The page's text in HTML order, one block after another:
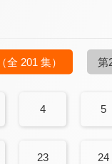
（全 201 集） 第
4 5
23 24